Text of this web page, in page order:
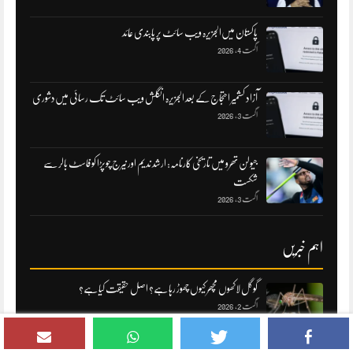
پاکستان میں‌الجزیرہ ویب سائٹ پر پابندی عائد
اگست 4, 2026
آزاد کشمیر احتجاج کے بعد الجزیرہ انگلش ویب سائٹ تک رسائی میں‌دشوری
اگست 3, 2026
جیولن تھرو میں تاریخی کارنامہ: ارشد ندیم اور نیرج چوپڑا کو فاسٹ بالر سے
شکست
اگست 3, 2026
اہم خبریں
گوگل لاکھوں مچھر کیوں چھوڑ رہا ہے؟ اصل حقیقت کیا ہے؟
اگست 2, 2026